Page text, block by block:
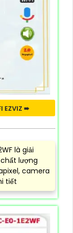
EZVIZ ➠
là giải
lượng
camera
tiết